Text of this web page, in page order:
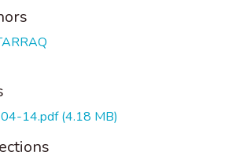
14.pdf(4.18 MB)